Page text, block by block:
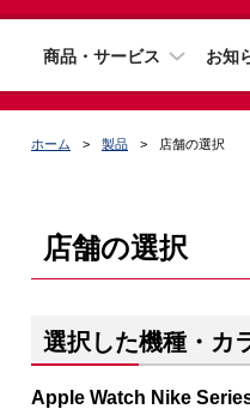
商品・サービス お知
ホーム 製品 店舗の選択
店舗の選択
選択した機種・カ
Apple Watch Nike